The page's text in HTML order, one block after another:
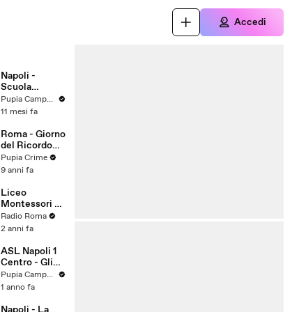
Accedi
Napoli -
Scuola
Superiore
Meridionale,
settimana di
orientamento
(02.09.25)
Pupia Campania
11 mesi fa
Roma - Giorno
del Ricordo
delle Foibe e
dell'Esodo
Dalmata
(10.02.17)
Pupia Crime
9 anni fa
Liceo
Montessori di
via Livenza
occupato
Radio Roma
2 anni fa
ASL Napoli 1
Centro - Gli
Arteteca e
Sannino
Pupia Campania
1 anno fa